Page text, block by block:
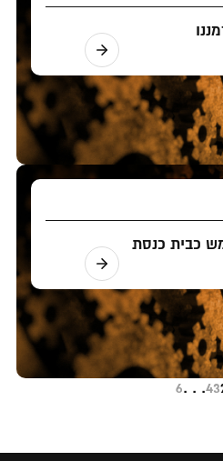
כבית כנסת
3
4
. . .
6